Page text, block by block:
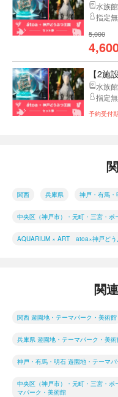
水族館
指定
5,000
【2施
水族館
指定
予約受付
関西 兵庫県 神戸・有馬・
中央区（神戸市）・元町・三宮・
AQUARIUM × ART atoa×神戸どう
関
関西 遊園地・テーマパーク・美術館
兵庫県 遊園地・テーマパーク・美
神戸・有馬・明石 遊園地・テーマ
中央区（神戸市）・元町・三宮・
マパーク・美術館